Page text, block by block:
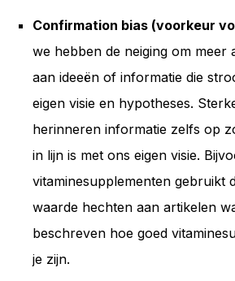
Confirmation bias (voorkeur
we hebben de neiging om meer
aan ideeën of informatie die
eigen visie en hypotheses.
herinneren informatie zelfs op
in lijn is met ons eigen visie.
vitaminesupplementen gebruikt
waarde hechten aan artikelen
beschreven hoe goed
je zijn.